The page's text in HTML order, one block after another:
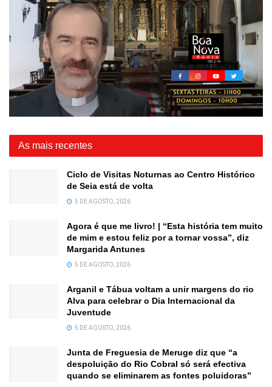
As mais recentes
Ciclo de Visitas Noturnas ao Centro Histórico
de Seia está de volta
5 DE AGOSTO, 2026
Agora é que me livro! | “Esta história tem muito
de mim e estou feliz por a tornar vossa”, diz
Margarida Antunes
5 DE AGOSTO, 2026
Arganil e Tábua voltam a unir margens do rio
Alva para celebrar o Dia Internacional da
Juventude
5 DE AGOSTO, 2026
Junta de Freguesia de Meruge diz que “a
despoluição do Rio Cobral só será efectiva
quando se eliminarem as fontes poluidoras”